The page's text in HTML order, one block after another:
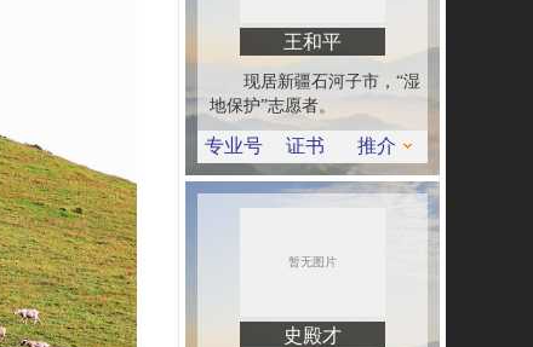
王和平
现居新疆石河子市，“湿
地保护”志愿者。
专业号 证书 推介
史殿才